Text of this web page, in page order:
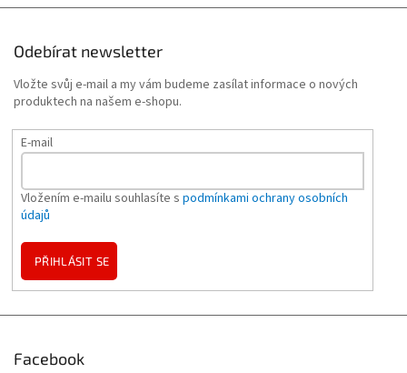
Odebírat newsletter
Vložte svůj e-mail a my vám budeme zasílat informace o nových
produktech na našem e-shopu.
E-mail
Vložením e-mailu souhlasíte s podmínkami ochrany osobních
údajů
PŘIHLÁSIT SE
Facebook